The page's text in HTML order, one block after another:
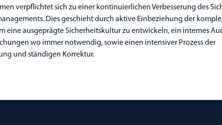
verpflichtet sich zu einer kontinuierlichen Verbesserung des
Dies geschieht durch aktive Einbeziehung der
eine ausgeprägte Sicherheitskultur zu entwickeln, ein internes
wo immer notwendig, sowie einen intensiver Prozess der
und ständigen Korrektur.